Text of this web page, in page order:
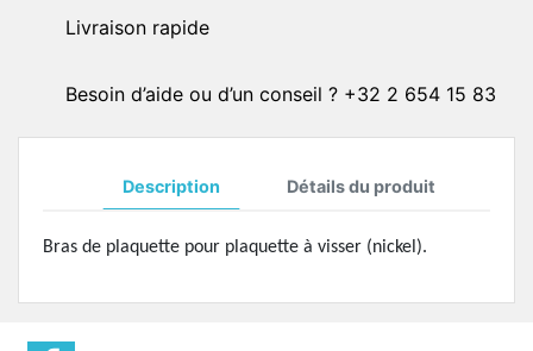
Livraison rapide
Besoin d’aide ou d’un conseil ? +32 2 654 15 83
Description Détails du produit
Bras de plaquette pour plaquette à visser (nickel).